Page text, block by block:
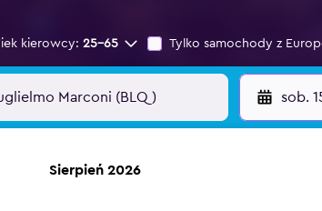
kierowcy: 25-65 Tylko samochody z
sob.
Sierpień 2026